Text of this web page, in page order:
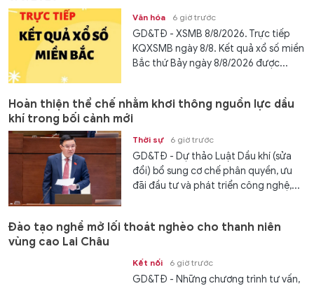
Văn hóa 6 giờ trước
GD&TĐ - XSMB 8/8/2026. Trực tiếp
KQXSMB ngày 8/8. Kết quả xổ số miền
Bắc thứ Bảy ngày 8/8/2026 được...
Hoàn thiện thể chế nhằm khơi thông nguồn lực dầu
khí trong bối cảnh mới
Thời sự 6 giờ trước
GD&TĐ - Dự thảo Luật Dầu khí (sửa
đổi) bổ sung cơ chế phân quyền, ưu
đãi đầu tư và phát triển công nghệ,...
Đào tạo nghề mở lối thoát nghèo cho thanh niên
vùng cao Lai Châu
Kết nối 6 giờ trước
GD&TĐ - Những chương trình tư vấn,